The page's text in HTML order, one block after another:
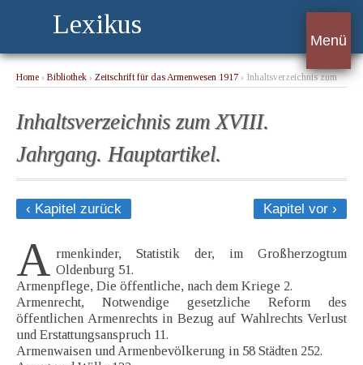
Lexikus
Menü
Home › Bibliothek › Zeitschrift für das Armenwesen 1917 › Inhaltsverzeichnis zum
Inhaltsverzeichnis zum XVIII.
Jahrgang. Hauptartikel.
‹ Kapitel zurück Kapitel vor ›
A rmenkinder, Statistik der, im Großherzogtum
Oldenburg 51.
Armenpflege, Die öffentliche, nach dem Kriege 2.
Armenrecht, Notwendige gesetzliche Reform des
öffentlichen Armenrechts in Bezug auf Wahlrechts Verlust
und Erstattungsanspruch 11.
Armenwaisen und Armenbevölkerung in 58 Städten 252.